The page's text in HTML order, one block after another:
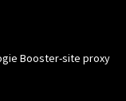
Booster-site proxy